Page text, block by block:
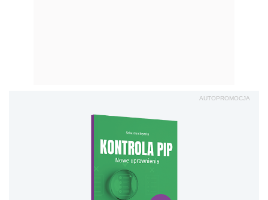
AUTOPROMOCJA